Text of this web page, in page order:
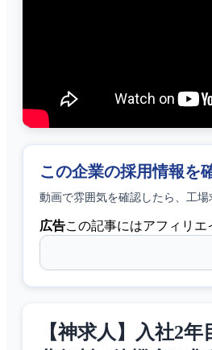
この企業の採用情報を
動画で雰囲気を確認したら、 工場
広告この記事にはアフィリエ
【神求人】入社2